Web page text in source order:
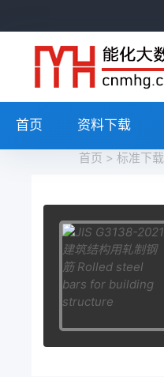
首页 资料下载
首页 > 标准下载